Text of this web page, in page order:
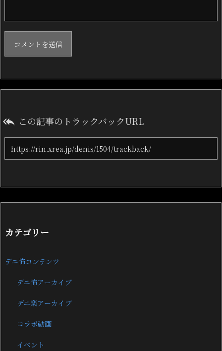
 この記事のトラックバックURL
カテゴリー
デニ怖コンテンツ
デニ怖アーカイブ
デニ楽アーカイブ
コラボ動画
イベント